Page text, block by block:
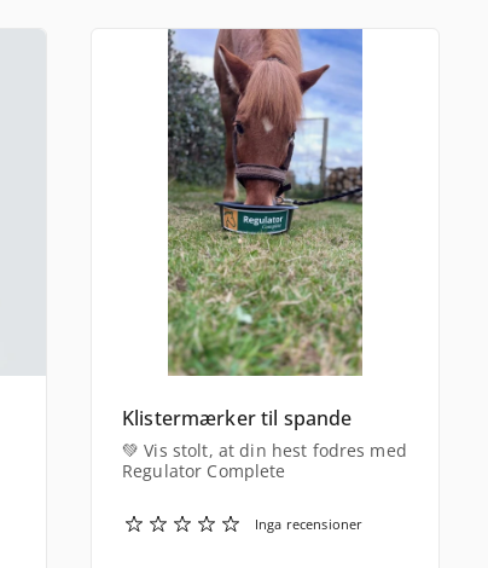
Klistermærker til spande
💚 Vis stolt, at din hest fodres med
Regulator Complete
Inga recensioner